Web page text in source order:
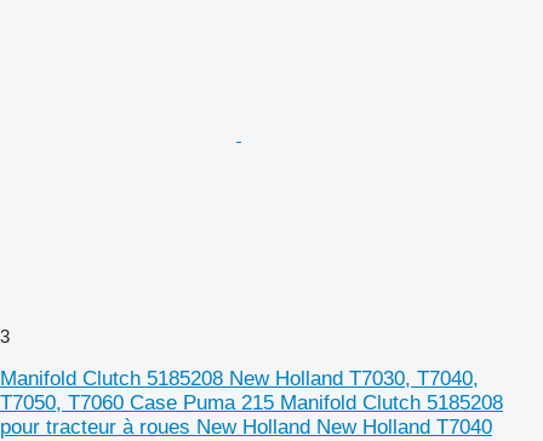
3
Manifold Clutch 5185208 New Holland T7030, T7040,
T7050, T7060 Case Puma 215 Manifold Clutch 5185208
pour tracteur à roues New Holland New Holland T7040